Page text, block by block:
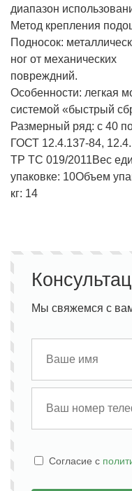
диапазон
Метод крепления
Подносок:
ног от механических
Особенности: легкая
системой «быстрый
Размерный ряд: с 40
ГОСТ 12.4.137-84,
ТР ТС 019/2011Вес
упаковке: 10Объем
кг: 14
Мы свяжемся с
Cогласие с